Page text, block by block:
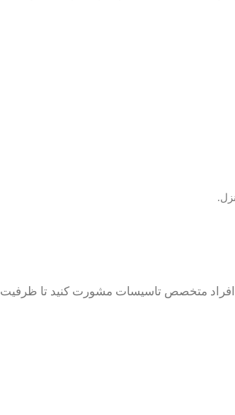
افراد متخصص تاسیسات مشورت کنید تا ظرفیت